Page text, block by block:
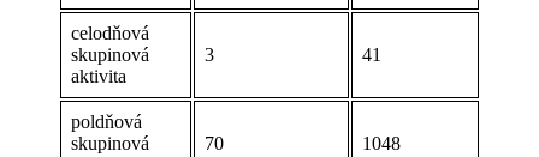
celodňová
skupinová
aktivita
3 41
poldňová
skupinová
70 1048